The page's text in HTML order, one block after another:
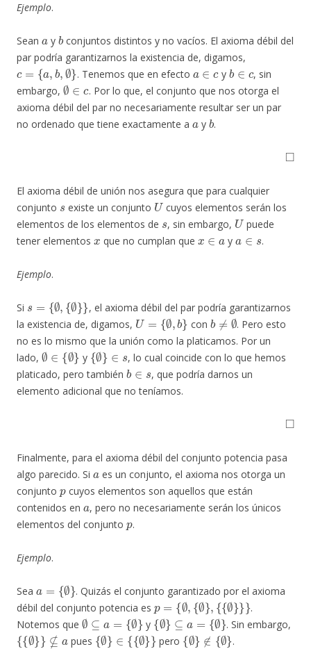
Ejemplo.
Sean y
b
conjuntos distintos y no vacíos. El axioma débil del
par podría garantizarnos la existencia de, digamos,
c= a,b,∅ }
. Tenemos que en efecto
a∈c
y
b∈
, sin
embargo,
∅∈ c
. Por lo que, el conjunto que nos otorga el
axioma débil del par no necesariamente resultar ser un par
no ordenado que tiene exactamente a
a
y
b
.
◻
El axioma débil de unión nos asegura que para cualquier
conjunto
s
existe un conjunto
U
cuyos elementos serán los
elementos de los elementos de
s
, sin embargo,
U
puede
tener elementos
x
que no cumplan que
x∈a
y
a ∈s
.
Ejemplo.
Si
∅,{ ∅}}
, el axioma débil del par podría garantizarnos
la existencia de, digamos,
U={∅,b}
con
b≠∅
. Pero esto
no es lo mismo que la unión como la platicamos. Por un
lado,
∅ ∈{∅}
y
{∅}∈s
, lo cual coincide con lo que hemos
platicado, pero también
b∈ s
, que podría darnos un
elemento adicional que no teníamos.
◻
Finalmente, para el axioma débil del conjunto potencia pasa
algo parecido. Si
a
es un conjunto, el axioma nos otorga un
conjunto
p
cuyos elementos son aquellos que están
contenidos en
a
, pero no necesariamente serán los únicos
elementos del conjunto
p
.
Ejemplo.
Sea
∅}
. Quizás el conjunto garantizado por el axioma
débil del conjunto potencia es
p={∅,{∅},{{∅}}}
.
Notemos que
∅⊆a={∅}
y
{∅ ⊆a ={∅}
. Sin embargo,
{{∅}}⊈a
pues
{∅} {{∅}}
pero
{∅
∉{ }
.